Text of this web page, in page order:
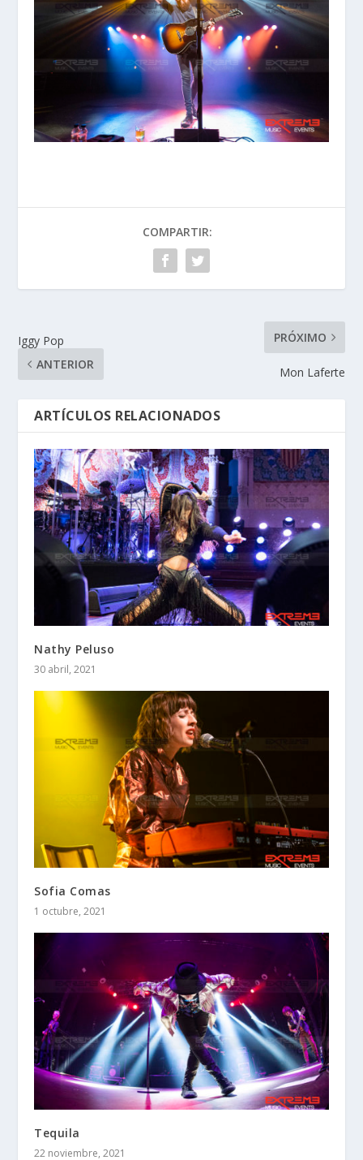
COMPARTIR:
Iggy Pop
ANTERIOR
PRÓXIMO
Mon Laferte
ARTÍCULOS RELACIONADOS
Nathy Peluso
30 abril, 2021
Sofia Comas
1 octubre, 2021
Tequila
22 noviembre, 2021